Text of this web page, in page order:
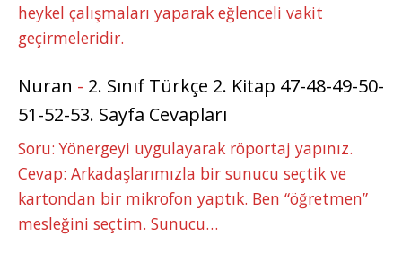
heykel çalışmaları yaparak eğlenceli vakit
geçirmeleridir.
Nuran - 2. Sınıf Türkçe 2. Kitap 47-48-49-50-
51-52-53. Sayfa Cevapları
Soru: Yönergeyi uygulayarak röportaj yapınız.
Cevap: Arkadaşlarımızla bir sunucu seçtik ve
kartondan bir mikrofon yaptık. Ben “öğretmen”
mesleğini seçtim. Sunucu…